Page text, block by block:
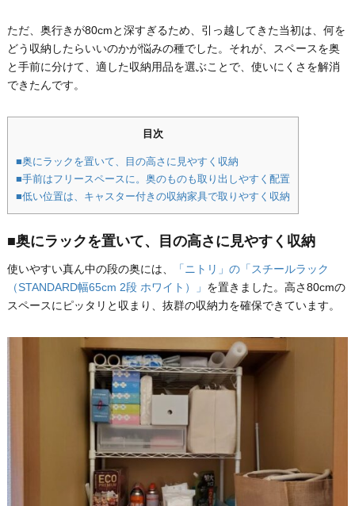
ただ、奥行きが80cmと深すぎるため、引っ越してきた当初は、何を
どう収納したらいいのかが悩みの種でした。それが、スペースを奥
と手前に分けて、適した収納用品を選ぶことで、使いにくさを解消
できたんです。
目次
■奥にラックを置いて、目の高さに見やすく収納
■手前はフリースペースに。奥のものも取り出しやすく配置
■低い位置は、キャスター付きの収納家具で取りやすく収納
■奥にラックを置いて、目の高さに見やすく収納
使いやすい真ん中の段の奥には、
「ニトリ」の「スチールラック
（STANDARD幅65cm 2段 ホワイト）」 を置きました。高さ80cmの
スペースにピッタリと収まり、抜群の収納力を確保できています。